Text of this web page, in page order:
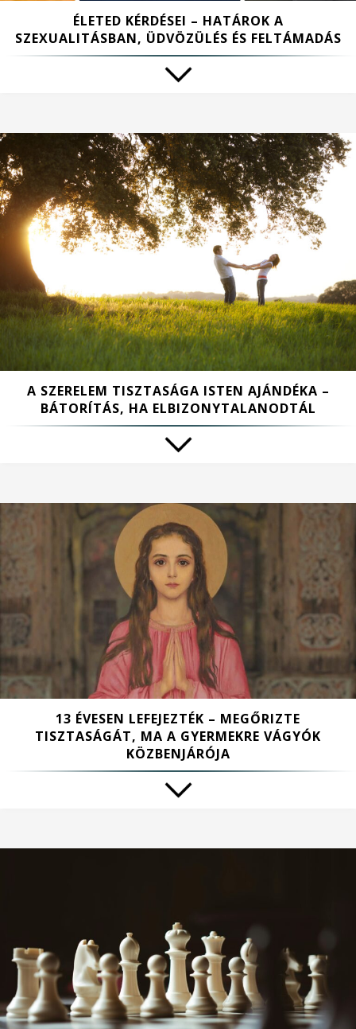
ÉLETED KÉRDÉSEI – HATÁROK A
SZEXUALITÁSBAN, ÜDVÖZÜLÉS ÉS FELTÁMADÁS
A SZERELEM TISZTASÁGA ISTEN AJÁNDÉKA –
BÁTORÍTÁS, HA ELBIZONYTALANODTÁL
13 ÉVESEN LEFEJEZTÉK – MEGŐRIZTE
TISZTASÁGÁT, MA A GYERMEKRE VÁGYÓK
KÖZBENJÁRÓJA